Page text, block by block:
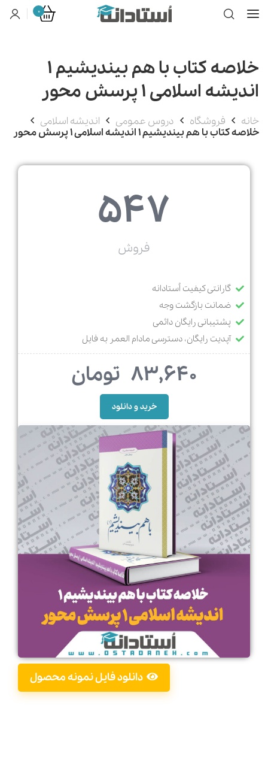
0
خلاصه کتاب با هم بیندیشیم 1
اندیشه اسلامی 1 پرسش محور
خانه فروشگاه دروس عمومی
اندیشه اسلامی
خلاصه کتاب با هم بیندیشیم 1 اندیشه اسلامی 1 پرسش محور
547
فروش
گارانتی کیفیت اُستادانه
ضمانت بازگشت وجه
پشتیبانی رایگان دائمی
آپدیت رایگان، دسترسی مادام العمر به فایل
83,640 تومان
خرید و دانلود
دانلود فایل نمونه محصول